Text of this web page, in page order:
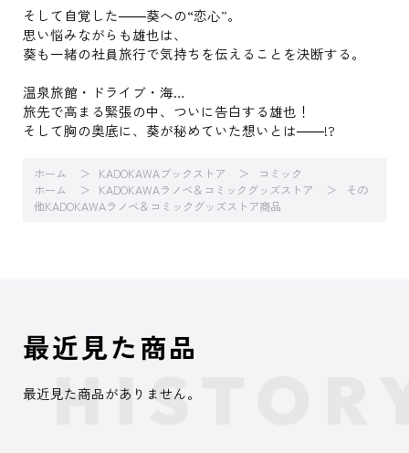
そして自覚した――葵への“恋心”。
思い悩みながらも雄也は、
葵も一緒の社員旅行で気持ちを伝えることを決断する。
温泉旅館・ドライブ・海…
旅先で高まる緊張の中、ついに告白する雄也！
そして胸の奥底に、葵が秘めていた想いとは――!?
ホーム KADOKAWAブックストア
コミック
ホーム
KADOKAWAラノベ＆コミックグッズストア
その
他KADOKAWAラノベ＆コミックグッズストア商品
最近見た商品
最近見た商品がありません。